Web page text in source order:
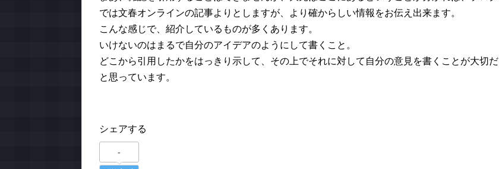
では文春オンラインの記事よりとしますが、より確からしい情報をお伝え出来ます。
こんな感じで、紹介しているものが多くあります。
いけないのはまるで自分のアイデアのようにして書くこと。
どこから引用したかをはっきり示して、その上でそれに対して自分の意見を書くことが大切だ
と思っています。
シェアする
-